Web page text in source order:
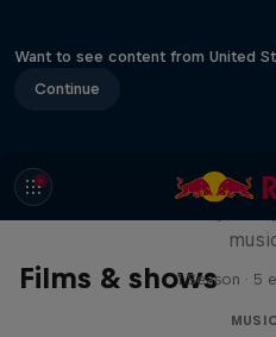
Want to see content from United
Continue
Films & shows
Diggin' in
1 Season · 5
MUSIC